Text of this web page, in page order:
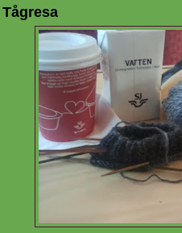
Tågresa